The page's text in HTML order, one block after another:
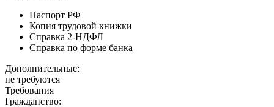
Паспорт РФ
Копия трудовой книжки
Справка 2-НДФЛ
Справка по форме банка
Дополнительные:
не требуются
Требования
Гражданство: